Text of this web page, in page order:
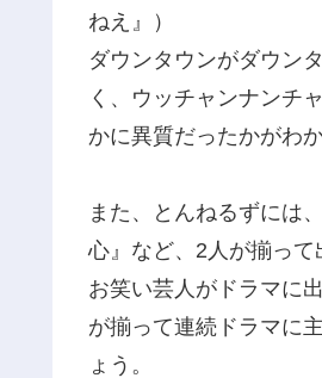
ねえ』）
ダウンタウンがダウン
く、ウッチャンナンチ
かに異質だったかがわ
また、とんねるずには
心』など、2人が揃って
お笑い芸人がドラマに
が揃って連続ドラマに
ょう。